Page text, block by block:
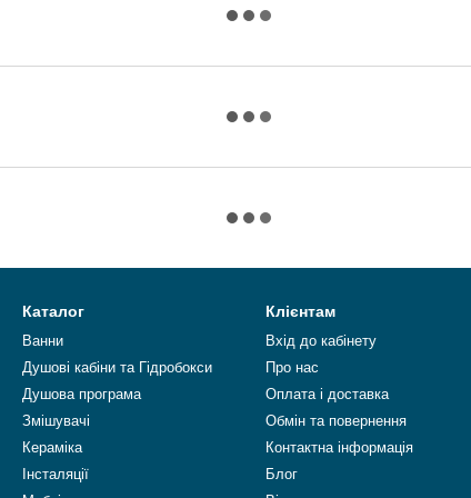
Каталог
Ванни
Душові кабіни та Гідробокси
Душова програма
Змішувачі
Кераміка
Інсталяції
Клієнтам
Вхід до кабінету
Про нас
Оплата і доставка
Обмін та повернення
Контактна інформація
Блог